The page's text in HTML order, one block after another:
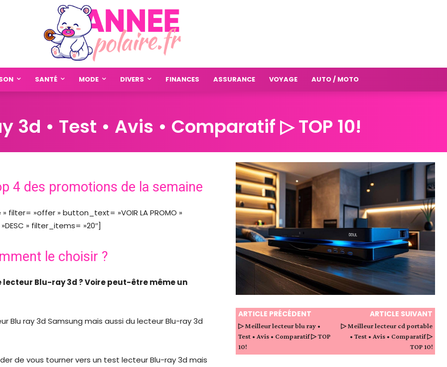
SANTÉ MODE DIVERS FINANCES ASSURANCE VOYAGE AUTO / MOTO
• Test • Avis • Comparatif ▷ TOP 10!
4 des promotions de la semaine
»offer » button_text= »VOIR LA PROMO »
» filter_items= »20″]
le choisir ?
lecteur Blu-ray 3d ? Voire peut-être même un
Blu ray 3d Samsung mais aussi du lecteur Blu-ray 3d
de vous tourner vers un test lecteur Blu-ray 3d mais
ARTICLE PRÉCÉDENT
▷ Meilleur lecteur blu ray •
Test • Avis • Comparatif ▷ TOP
10!
ARTICLE SUIVANT
▷ Meilleur lecteur cd portable
• Test • Avis • Comparatif ▷
TOP 10!